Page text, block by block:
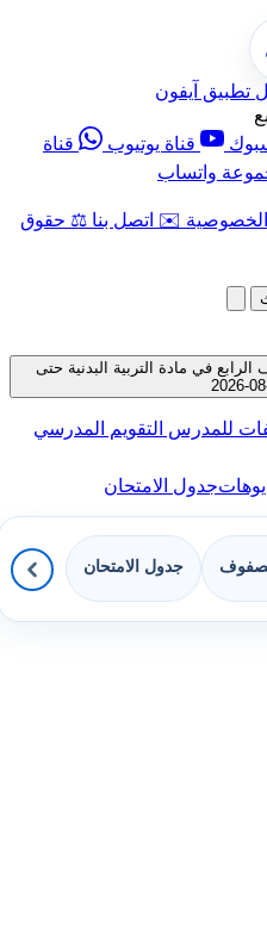
تطبيق آيفون
قناة يوتيوب
قناة
واتساب
✉️ اتصل بنا ⚖️ حقوق
في مادة التربية البدنية حتى
للمدرس التقويم المدرسي
جدول الامتحان
جدول الامتحان